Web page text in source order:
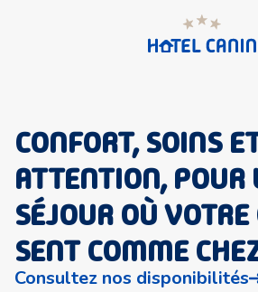
CONFORT, SOINS
ATTENTION, POUR
SÉJOUR OÙ
SENT COMME
Consultez nos disponibilités